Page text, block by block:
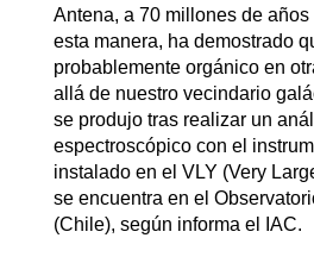
Antena, a 70 millones de
esta manera, ha demostrado
probablemente orgánico en
allá de nuestro vecindario
se produjo tras realizar un
espectroscópico con el
instalado en el VLY (Very
se encuentra en el
(Chile), según informa el IAC.